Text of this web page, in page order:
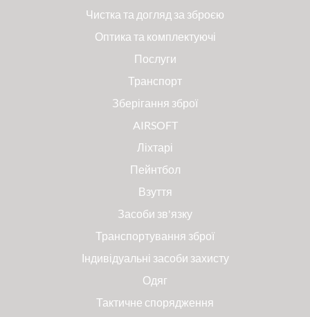
Чистка та догляд за зброєю
Оптика та комплектуючі
Послуги
Транспорт
Зберігання зброї
AIRSOFT
Ліхтарі
Пейнтбол
Взуття
Засоби зв'язку
Транспортування зброї
Індивідуальні засоби захисту
Одяг
Тактичне спорядження